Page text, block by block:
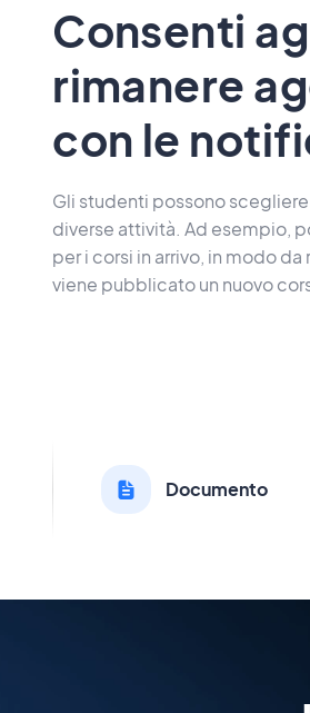
Consenti
rimanere
con le
Gli studenti possono
diverse attività. Ad esempio,
per i corsi in arrivo, in modo
viene pubblicato un nuovo
Documento